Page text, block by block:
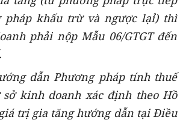
pháp khấu trừ và ngược lạỉ) thì
phải nộp Mẫu 06/GTGT đến
dẫn Phương pháp tính thuế
sở kinh doanh xác định theo Hồ
trị gia tăng hướng dẫn tại Điều